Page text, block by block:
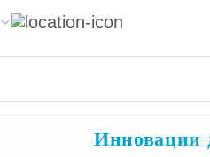
Инновации